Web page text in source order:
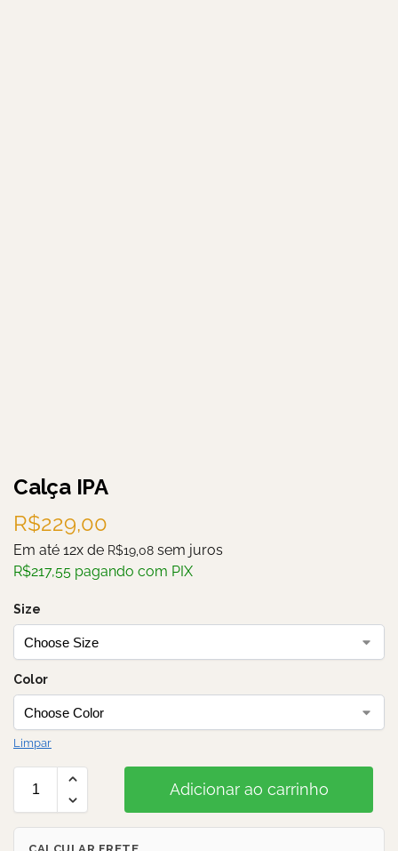
Calça IPA
R$229,00
Em até 12x de R$19,08 sem juros
R$217,55 pagando com PIX
Size
Color
Limpar
Adicionar ao carrinho